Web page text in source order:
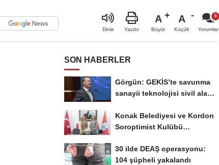
Dinle Yazdır
A
Büyüt
A
Küçült Yorumlar
SON HABERLER
Görgün: GEKİS’te savunma
sanayii teknolojisi sivil alana
Konak Belediyesi ve Kordon
Soroptimist Kulübü
30 ilde DEAŞ operasyonu:
104 şüpheli yakalandı